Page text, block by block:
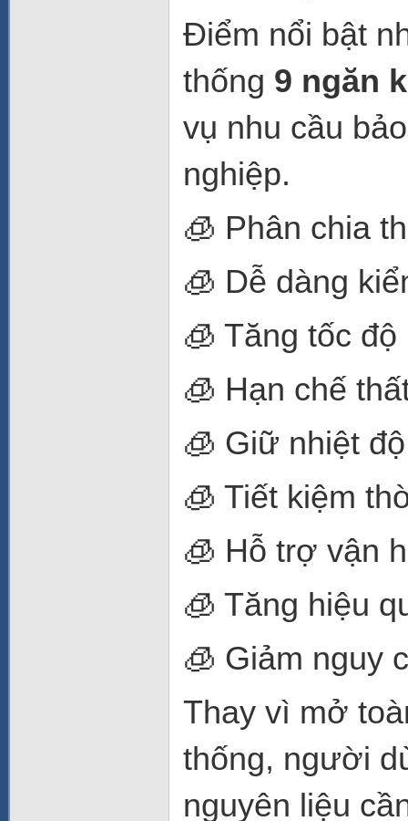
Điểm nổi bật
thống 9 ngăn
vụ nhu cầu
nghiệp.
🧊 Phân chia
🧊 Dễ dàng
🧊 Tăng tốc
🧊 Hạn chế
🧊 Giữ nhiệt
🧊 Tiết kiệm
🧊 Hỗ trợ vận
🧊 Tăng hiệu
🧊 Giảm nguy
Thay vì mở
thống, người
nguyên liệu